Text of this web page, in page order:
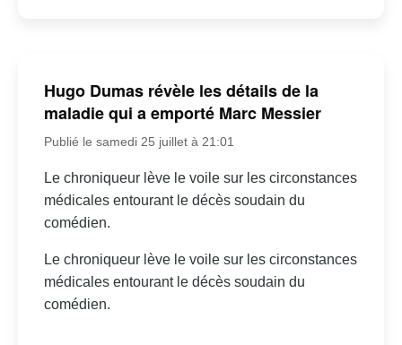
Hugo Dumas révèle les détails de la
maladie qui a emporté Marc Messier
Publié le samedi 25 juillet à 21:01
Le chroniqueur lève le voile sur les circonstances
médicales entourant le décès soudain du
comédien.
Le chroniqueur lève le voile sur les circonstances
médicales entourant le décès soudain du
comédien.